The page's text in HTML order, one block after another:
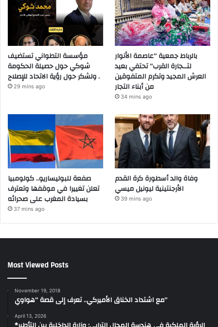
مؤسسة التطواني تستضيف
شوكي حول حصيلة الحكومة
ولشكر حول رؤية الاتحاد للإصلاح .
29 mins ago
بالرباط جمعية “عاصمة الأنوار
لتــجارة القرب” تحتفي بعيد
العرش المجيد وتكرم المتفوقين
من أبناء التجار
34 mins ago
صفعة للبوليساريو.. كولومبيا
تعلن تغييرا في موقفها وتعترف
بسيادة المغرب على صحرائه
37 mins ago
وفاة والد أسطورة كرة القدم
الأرجنتينية ليونيل ميسي
39 mins ago
Most Viewed Posts
November 19, 2018
مع اشتداد الخناق الأميركي.. تعرف إلى قصة “هواوي”
April 13, 2026